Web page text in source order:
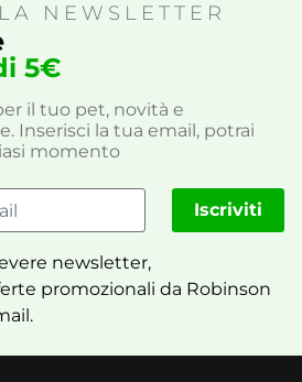
NEWSLETTER
5€
il tuo pet, novità e
Inserisci la tua email, potrai
momento
newsletter,
promozionali da Robinson
Iscriviti